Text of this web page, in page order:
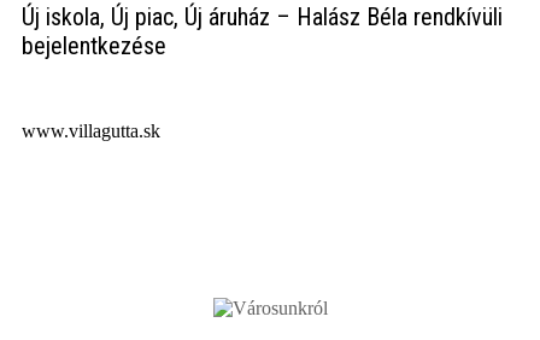
Új iskola, Új piac, Új áruház – Halász Béla rendkívüli
bejelentkezése
www.villagutta.sk